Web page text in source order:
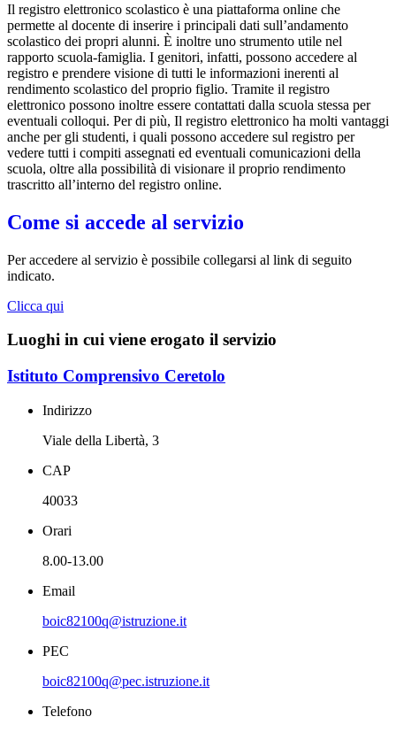
Il registro elettronico scolastico è una piattaforma online che
permette al docente di inserire i principali dati sull’andamento
scolastico dei propri alunni. È inoltre uno strumento utile nel
rapporto scuola-famiglia. I genitori, infatti, possono accedere al
registro e prendere visione di tutti le informazioni inerenti al
rendimento scolastico del proprio figlio. Tramite il registro
elettronico possono inoltre essere contattati dalla scuola stessa per
eventuali colloqui. Per di più, Il registro elettronico ha molti vantaggi
anche per gli studenti, i quali possono accedere sul registro per
vedere tutti i compiti assegnati ed eventuali comunicazioni della
scuola, oltre alla possibilità di visionare il proprio rendimento
trascritto all’interno del registro online.
Come si accede al servizio
Per accedere al servizio è possibile collegarsi al link di seguito
indicato.
Clicca qui
Luoghi in cui viene erogato il servizio
Istituto Comprensivo Ceretolo
Indirizzo
Viale della Libertà, 3
CAP
40033
Orari
8.00-13.00
Email
boic82100q@istruzione.it
PEC
boic82100q@pec.istruzione.it
Telefono